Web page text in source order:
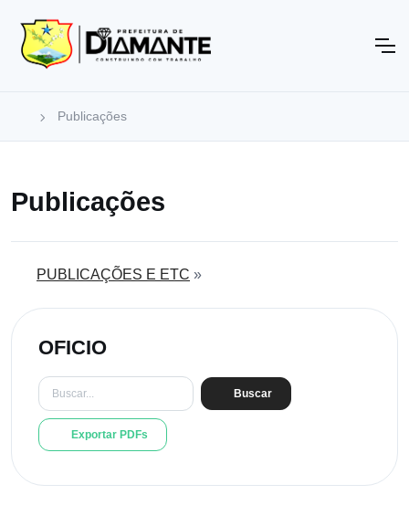
Publicações
Publicações
PUBLICAÇÕES E ETC »
OFICIO
Buscar
Exportar PDFs